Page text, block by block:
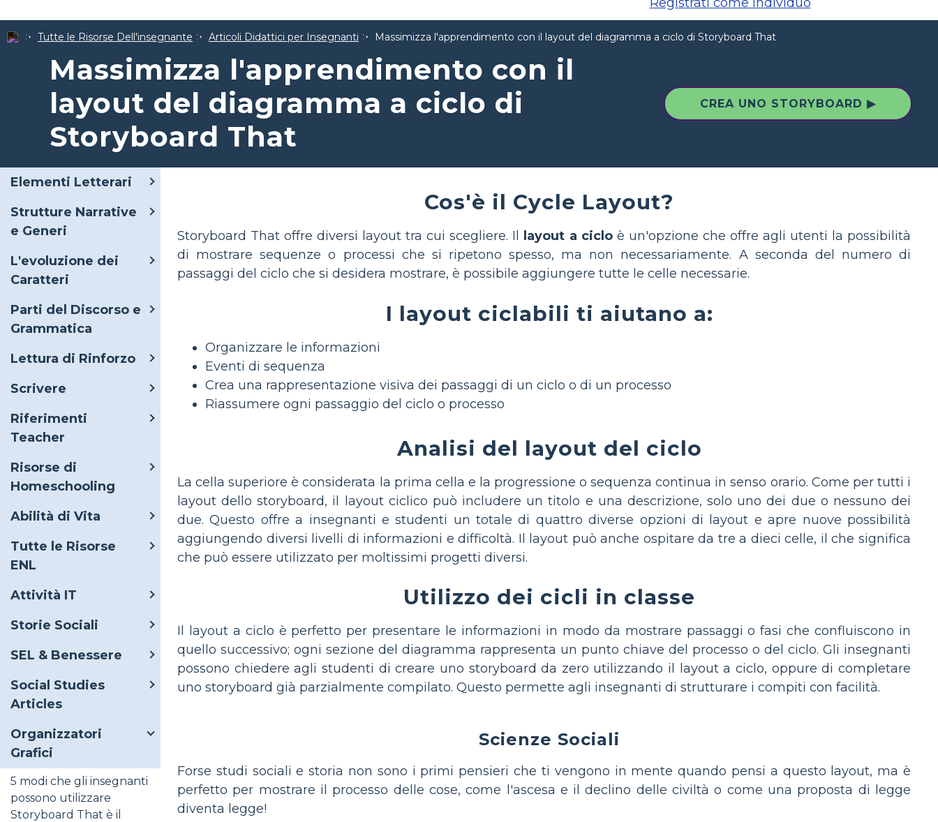
Tutte le Risorse Dell'insegnante Articoli Didattici per Insegnanti Massimizza l'apprendimento con il layout del diagramma a ciclo di Storyboard That
Massimizza l'apprendimento con il
layout del diagramma a ciclo di
Storyboard That
CREA UNO STORYBOARD ▶
Elementi Letterari
Strutture Narrative
e Generi
L'evoluzione dei
Caratteri
Parti del Discorso e
Grammatica
Lettura di Rinforzo
Scrivere
Riferimenti
Teacher
Risorse di
Homeschooling
Abilità di Vita
Tutte le Risorse
ENL
Attività IT
Storie Sociali
SEL & Benessere
Social Studies
Articles
Organizzatori
Grafici
5 modi che gli insegnanti
possono utilizzare
Storyboard That è il
Cos'è il Cycle Layout?
Storyboard That offre diversi layout tra cui scegliere. Il layout a cicloè un'opzione che offre agli utenti la possibilità
di mostrare sequenze o processi che si ripetono spesso, ma non necessariamente. A seconda del numero di
passaggi del ciclo che si desidera mostrare, è possibile aggiungere tutte le celle necessarie.
I layout ciclabili ti aiutano a:
Organizzare le informazioni
Eventi di sequenza
Crea una rappresentazione visiva dei passaggi di un ciclo o di un processo
Riassumere ogni passaggio del ciclo o processo
Analisi del layout del ciclo
La cella superiore è considerata la prima cella e la progressione o sequenza continua in senso orario. Come per tutti i
layout dello storyboard, il layout ciclico può includere un titolo e una descrizione, solo uno dei due o nessuno dei
due. Questo offre a insegnanti e studenti un totale di quattro diverse opzioni di layout e apre nuove possibilità
aggiungendo diversi livelli di informazioni e difficoltà. Il layout può anche ospitare da tre a dieci celle, il che significa
che può essere utilizzato per moltissimi progetti diversi.
Utilizzo dei cicli in classe
Il layout a ciclo è perfetto per presentare le informazioni in modo da mostrare passaggi o fasi che confluiscono in
quello successivo; ogni sezione del diagramma rappresenta un punto chiave del processo o del ciclo. Gli insegnanti
possono chiedere agli studenti di creare uno storyboard da zero utilizzando il layout a ciclo, oppure di completare
uno storyboard già parzialmente compilato. Questo permette agli insegnanti di strutturare i compiti con facilità.
Scienze Sociali
Forse studi sociali e storia non sono i primi pensieri che ti vengono in mente quando pensi a questo layout, ma è
perfetto per mostrare il processo delle cose, come l'ascesa e il declino delle civiltà o come una proposta di legge
diventa legge!